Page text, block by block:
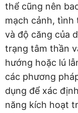
thể cũng nên
mạch cảnh, tình
và độ căng của
trạng tâm thần
hướng hoặc lú
các phương
dụng để xác
năng kích hoạt